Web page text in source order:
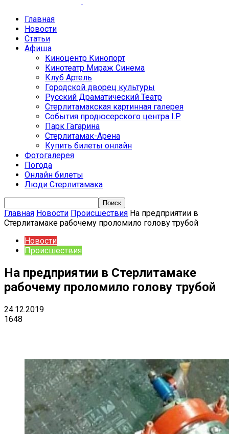
Главная
Новости
Статьи
Афиша
Киноцентр Кинопорт
Кинотеатр Мираж Синема
Клуб Артель
Городской дворец культуры
Русский Драматический Театр
Стерлитамакская картинная галерея
События продюсерского центра I.P.
Парк Гагарина
Стерлитамак-Арена
Купить билеты онлайн
Фотогалерея
Погода
Онлайн билеты
Люди Стерлитамака
Главная Новости Происшествия На предприятии в
Стерлитамаке рабочему проломило голову трубой
Новости
Происшествия
На предприятии в Стерлитамаке
рабочему проломило голову трубой
24.12.2019
1648